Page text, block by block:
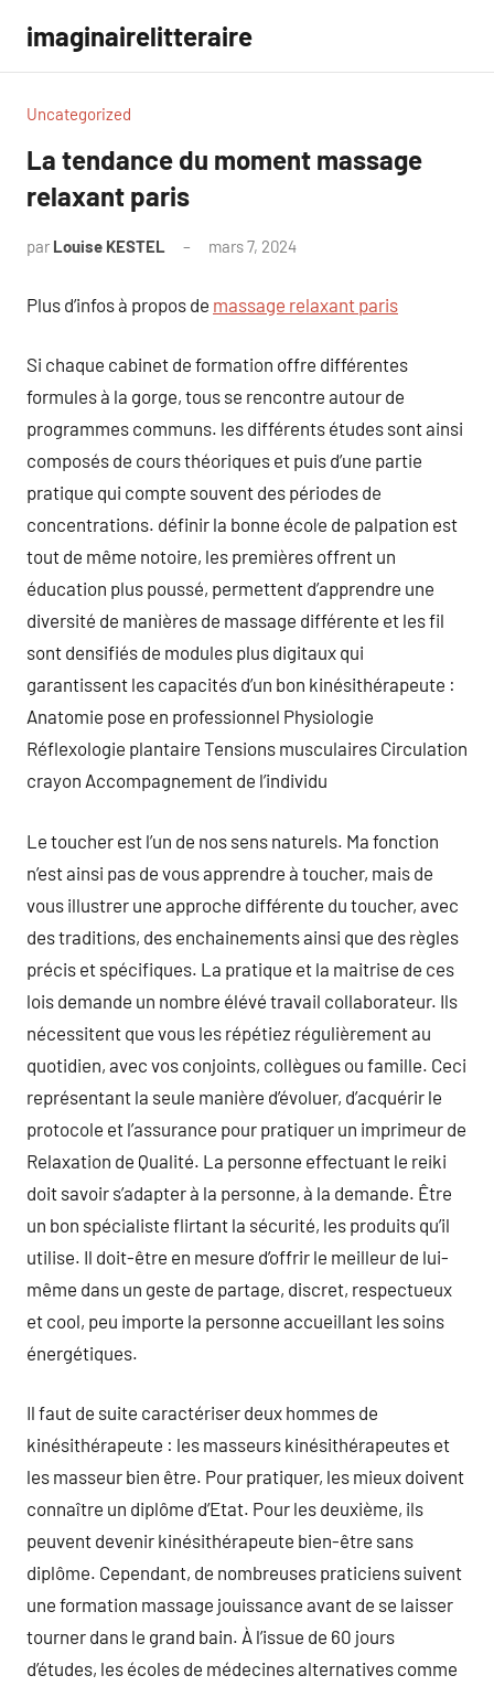
contenu
imaginairelitteraire
Uncategorized
La tendance du moment massage
relaxant paris
par Louise KESTEL mars 7, 2024
Plus d’infos à propos de massage relaxant paris
Si chaque cabinet de formation offre différentes
formules à la gorge, tous se rencontre autour de
programmes communs. les différents études sont ainsi
composés de cours théoriques et puis d’une partie
pratique qui compte souvent des périodes de
concentrations. définir la bonne école de palpation est
tout de même notoire, les premières offrent un
éducation plus poussé, permettent d’apprendre une
diversité de manières de massage différente et les fil
sont densifiés de modules plus digitaux qui
garantissent les capacités d’un bon kinésithérapeute :
Anatomie pose en professionnel Physiologie
Réflexologie plantaire Tensions musculaires Circulation
crayon Accompagnement de l’individu
Le toucher est l’un de nos sens naturels. Ma fonction
n’est ainsi pas de vous apprendre à toucher, mais de
vous illustrer une approche différente du toucher, avec
des traditions, des enchainements ainsi que des règles
précis et spécifiques. La pratique et la maitrise de ces
lois demande un nombre élévé travail collaborateur. Ils
nécessitent que vous les répétiez régulièrement au
quotidien, avec vos conjoints, collègues ou famille. Ceci
représentant la seule manière d’évoluer, d’acquérir le
protocole et l’assurance pour pratiquer un imprimeur de
Relaxation de Qualité. La personne effectuant le reiki
doit savoir s’adapter à la personne, à la demande. Être
un bon spécialiste flirtant la sécurité, les produits qu’il
utilise. Il doit-être en mesure d’offrir le meilleur de lui-
même dans un geste de partage, discret, respectueux
et cool, peu importe la personne accueillant les soins
énergétiques.
Il faut de suite caractériser deux hommes de
kinésithérapeute : les masseurs kinésithérapeutes et
les masseur bien être. Pour pratiquer, les mieux doivent
connaître un diplôme d’Etat. Pour les deuxième, ils
peuvent devenir kinésithérapeute bien-être sans
diplôme. Cependant, de nombreuses praticiens suivent
une formation massage jouissance avant de se laisser
tourner dans le grand bain. À l’issue de 60 jours
d’études, les écoles de médecines alternatives comme